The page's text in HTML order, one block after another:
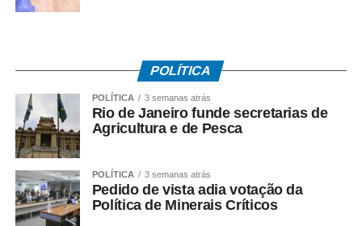
POLÍTICA
POLÍTICA 3 semanas atrás
Rio de Janeiro funde secretarias de
Agricultura e de Pesca
POLÍTICA 3 semanas atrás
Pedido de vista adia votação da
Política de Minerais Críticos